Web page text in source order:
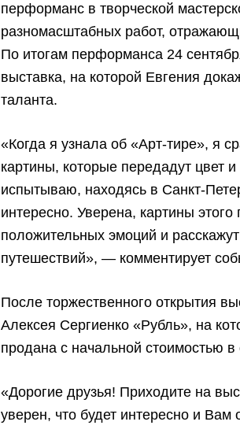
перформанс в творческой
разномасштабных работ,
По итогам перформанса 24
выставка, на которой Евгения
таланта.
«Когда я узнала об «Арт-тире», я
картины, которые передадут цвет
испытываю, находясь в Санкт-
интересно. Уверена, картины
положительных эмоций и
путешествий», — комментирует
После торжественного открытия
Алексея Сергиенко «Рубль», на
продана с начальной стоимостью в
«Дорогие друзья! Приходите на
уверен, что будет интересно и Вам